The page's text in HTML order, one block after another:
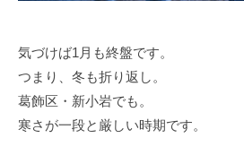
気づけば1月も終盤です。
つまり、冬も折り返し。
葛飾区・新小岩でも。
寒さが一段と厳しい時期です。